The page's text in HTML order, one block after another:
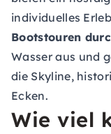
individuelles
Bootstouren
Wasser aus und
die Skyline,
Ecken.
Wie viel